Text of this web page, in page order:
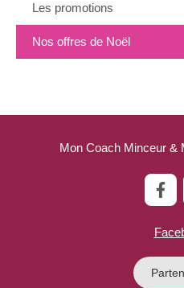
Les promotions
Nos offres de Noël
Mon Coach Minceur &